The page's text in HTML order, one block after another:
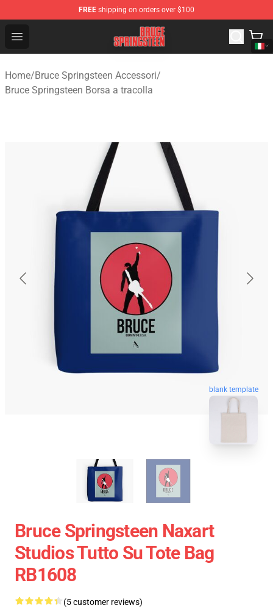
FREE shipping on orders over $100
Open menu
Bruce Springsteen Store - Official Bruce Springsteen
Home/Bruce Springsteen Accessori/
Bruce Springsteen Borsa a tracolla
blank template
Bruce Springsteen Naxart
Studios Tutto Su Tote Bag
RB1608
(5 customer reviews)